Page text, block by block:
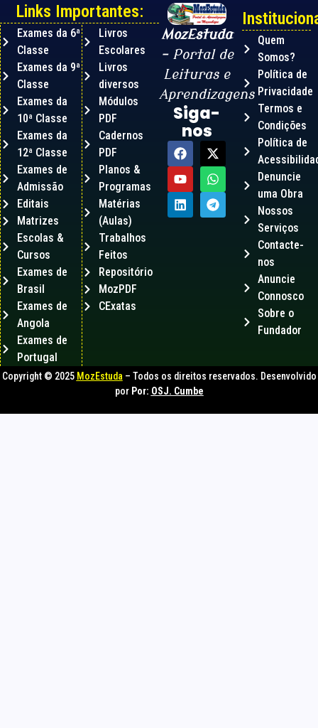
MozEstuda
– Portal de
Leituras e
Aprendizagens
Siga-
nos
Quem
Somos?
Política de
Privacidade
Termos e
Condições
Política de
Denuncie
uma Obra
Nossos
Serviços
Contacte-
nos
Anuncie
Connosco
Sobre o
Fundador
Links Importantes:
Exames da 6ª
Classe
Exames da 9ª
Classe
Exames da
10ª Classe
Exames da
12ª Classe
Exames de
Admissão
Editais
Matrizes
Escolas &
Cursos
Exames de
Brasil
Exames de
Angola
Exames de
Portugal
Livros
Escolares
Livros
diversos
Módulos
PDF
Cadernos
PDF
Planos &
Programas
Matérias
(Aulas)
Trabalhos
Feitos
Repositório
MozPDF
CExatas
Copyright © 2025 MozEstuda – Todos os direitos reservados. Desenvolvido
por Por: OSJ. Cumbe